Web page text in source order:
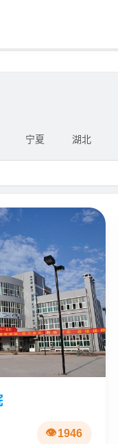
宁夏 湖北
1946